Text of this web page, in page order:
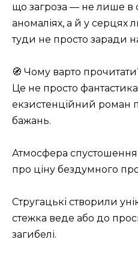
що загроза — не лише в
аномаліях, а й у серцях
туди не просто заради
🧭 Чому варто
Це не просто
екзистенційний роман
бажань.
Атмосфера спустошення
про ціну бездумного
Стругацькі створили
стежка веде або до
загибелі.